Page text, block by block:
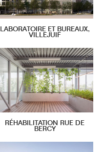
LABORATOIRE ET BUREAUX,
VILLEJUIF
RÉHABILITATION RUE DE
BERCY